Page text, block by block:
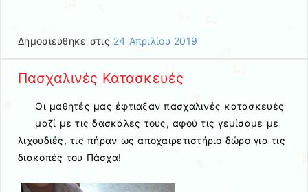
Δημοσιεύθηκε στις 24 Απριλίου 2019
Πασχαλινές Κατασκευές
Οι μαθητές μας έφτιαξαν πασχαλινές κατασκευές
μαζί με τις δασκάλες τους, αφού τις γεμίσαμε με
λιχουδιές, τις πήραν ως αποχαιρετιστήριο δώρο για τις
διακοπές του Πάσχα!